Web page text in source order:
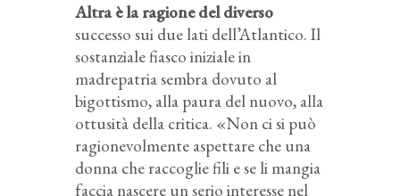
Altra è la ragione del diverso
successo sui due lati dell’Atlantico. Il
sostanziale fiasco iniziale in
madrepatria sembra dovuto al
bigottismo, alla paura del nuovo, alla
ottusità della critica. «Non ci si può
ragionevolmente aspettare che una
donna che raccoglie fili e se li mangia
faccia nascere un serio interesse nel